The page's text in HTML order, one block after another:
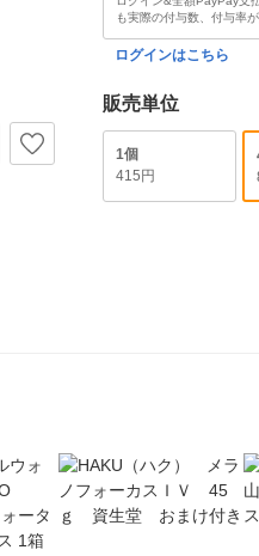
も実際の付与数、付与率
ログインはこちら
販売単位
1個
415円